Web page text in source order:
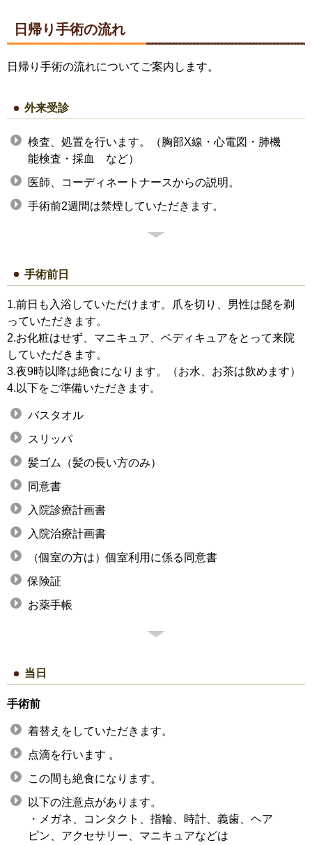
日帰り手術の流れ
日帰り手術の流れについてご案内します。
外来受診
検査、処置を行います。（胸部X線・心電図・肺機
能検査・採血 など）
医師、コーディネートナースからの説明。
手術前2週間は禁煙していただきます。
手術前日
1.前日も入浴していただけます。爪を切り、男性は髭を剃
っていただきます。
2.お化粧はせず、マニキュア、ペディキュアをとって来院
していただきます。
3.夜9時以降は絶食になります。（お水、お茶は飲めます）
4.以下をご準備いただきます。
バスタオル
スリッパ
髪ゴム（髪の長い方のみ）
同意書
入院診療計画書
入院治療計画書
（個室の方は）個室利用に係る同意書
保険証
お薬手帳
当日
手術前
着替えをしていただきます。
点滴を行います 。
この間も絶食になります。
以下の注意点があります。
・メガネ、コンタクト、指輪、時計、義歯、ヘア
ピン、アクセサリー、マニキュアなどは